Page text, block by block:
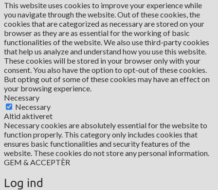
This website uses cookies to improve your experience while
you navigate through the website. Out of these cookies, the
cookies that are categorized as necessary are stored on your
browser as they are as essential for the working of basic
functionalities of the website. We also use third-party cookies
that help us analyze and understand how you use this website.
These cookies will be stored in your browser only with your
consent. You also have the option to opt-out of these cookies.
But opting out of some of these cookies may have an effect on
your browsing experience.
Necessary
Necessary
Altid aktiveret
Necessary cookies are absolutely essential for the website to
function properly. This category only includes cookies that
ensures basic functionalities and security features of the
website. These cookies do not store any personal information.
GEM & ACCEPTÈR
Log ind